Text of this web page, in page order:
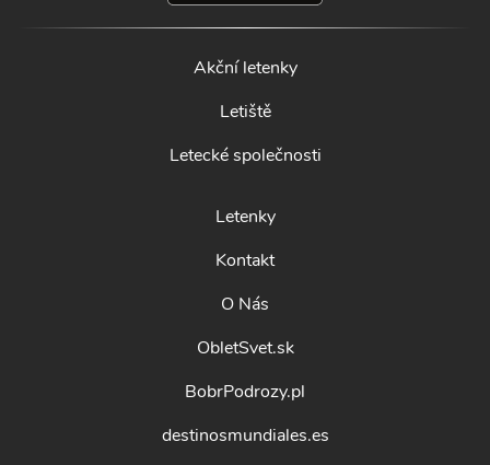
Akční letenky
Letiště
Letecké společnosti
Letenky
Kontakt
O Nás
ObletSvet.sk
BobrPodrozy.pl
destinosmundiales.es